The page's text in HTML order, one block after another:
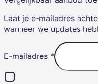
Laat je e-mailadres
wanneer we updates
E-mailadres *